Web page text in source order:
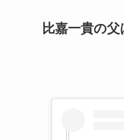
比嘉一貴の父